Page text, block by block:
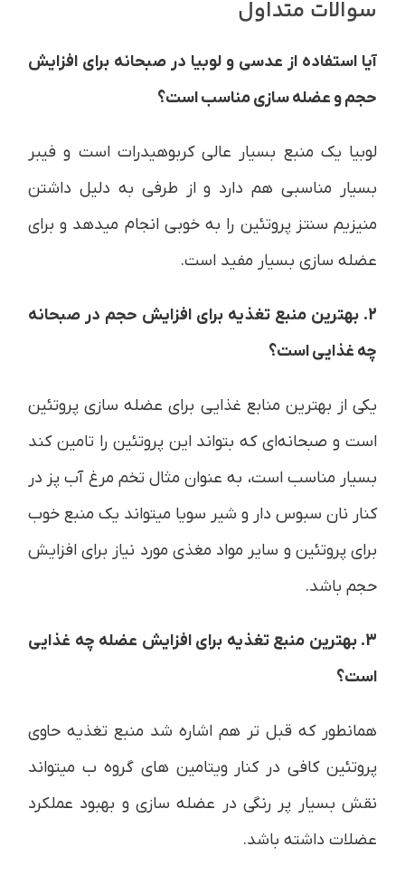
سوالات متداول
آیا استفاده از عدسی و لوبیا در صبحانه برای افزایش
حجم و عضله سازی مناسب است؟
لوبیا یک منبع بسیار عالی کربوهیدرات است و فیبر
بسیار مناسبی هم دارد و از طرفی به دلیل داشتن
منیزیم سنتز پروتئین را به خوبی انجام میدهد و برای
عضله سازی بسیار مفید است.
2. بهترین منبع تغذیه برای افزایش حجم در صبحانه
چه غذایی است؟
یکی از بهترین منابع غذایی برای عضله سازی پروتئین
است و صبحانه‌ای که بتواند این پروتئین را تامین کند
بسیار مناسب است، به عنوان مثال تخم مرغ آب پز در
کنار نان سبوس دار و شیر سویا میتواند یک منبع خوب
برای پروتئین و سایر مواد مغذی مورد نیاز برای افزایش
حجم باشد.
3. بهترین منبع تغذیه برای افزایش عضله چه غذایی
است؟
همانطور که قبل تر هم اشاره شد منبع تغذیه حاوی
پروتئین کافی در کنار ویتامین های گروه ب میتواند
نقش بسیار پر رنگی در عضله سازی و بهبود عملکرد
عضلات داشته باشد.